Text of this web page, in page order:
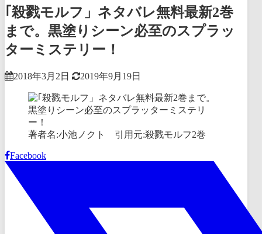
｢殺戮モルフ」ネタバレ無料最新2巻
まで。黒塗りシーン必至のスプラッ
ターミステリー！
2018年3月2日 2019年9月19日
著者名:小池ノクト 引用元:殺戮モルフ2巻
Facebook